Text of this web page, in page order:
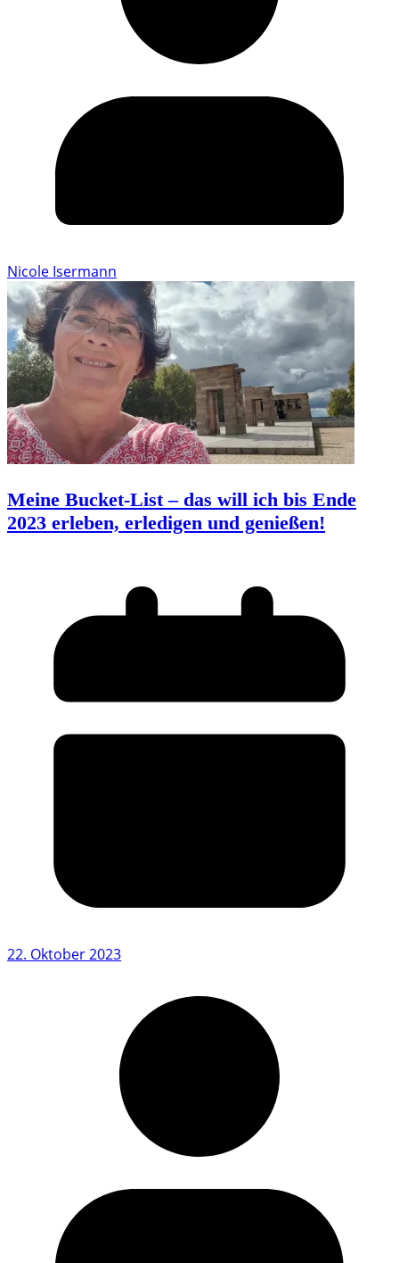
Nicole Isermann
Meine Bucket-List – das will ich bis Ende
2023 erleben, erledigen und genießen!
22. Oktober 2023